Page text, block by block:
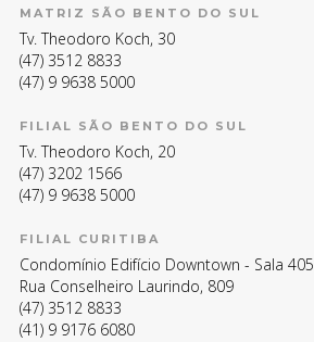
MATRIZ SÃO BENTO DO SUL
Tv. Theodoro Koch, 30
(47) 3512 8833
(47) 9 9638 5000
FILIAL SÃO BENTO DO SUL
Tv. Theodoro Koch, 20
(47) 3202 1566
(47) 9 9638 5000
FILIAL CURITIBA
Condomínio Edifício Downtown - Sala 405
Rua Conselheiro Laurindo, 809
(47) 3512 8833
(41) 9 9176 6080